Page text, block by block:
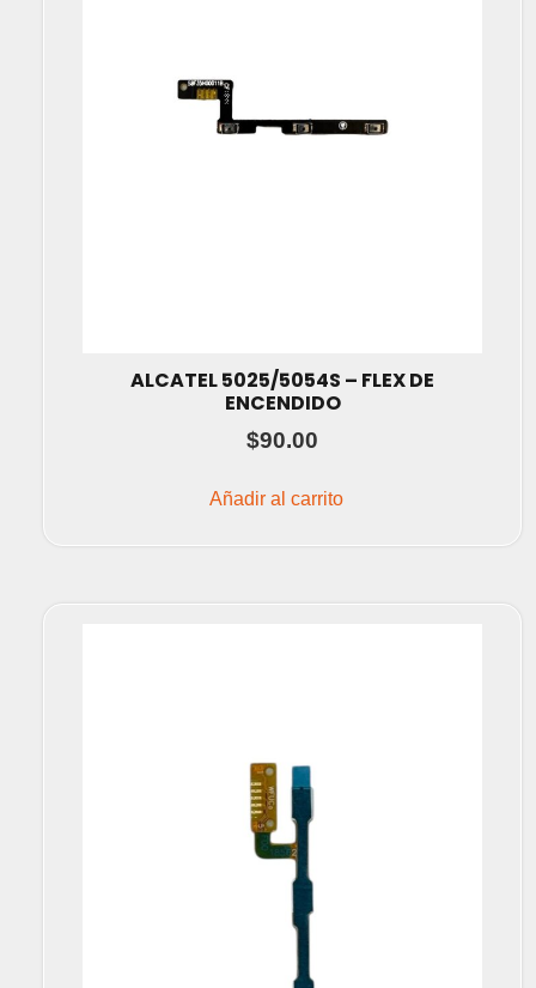
ALCATEL 5025/5054S – FLEX DE
ENCENDIDO
$90.00
Añadir al carrito